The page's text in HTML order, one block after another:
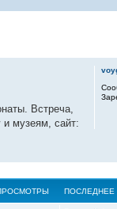
Встреча,
и музеям, сайт: